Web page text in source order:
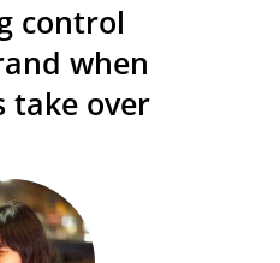
control
when
take over